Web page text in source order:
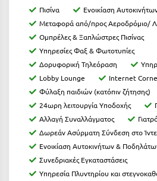
Μπάνσκο
Μπούκα Μεσσηνίας
Μύκονος
Μυστράς
Μυτιλήνη
Νάξος
Πισίνα
Ενοικίαση
Μεταφορά από/προς Αεροδρόμιο/
Ομπρέλες & Ξαπλώστρες Πισίνας
Υπηρεσίες Φαξ & Φωτοτυπίες
Δορυφορική Τηλεόραση
Lobby Lounge
Internet
Φύλαξη παιδιών (κατόπιν ζήτησης)
24ωρη λειτουργία Υποδοχής
Αλλαγή Συναλλάγματος
Δωρεάν Ασύρματη Σύνδεση στο
Ενοικίαση Αυτοκινήτων &
Συνεδριακές Εγκαταστάσεις
Υπηρεσία Πλυντηρίου και